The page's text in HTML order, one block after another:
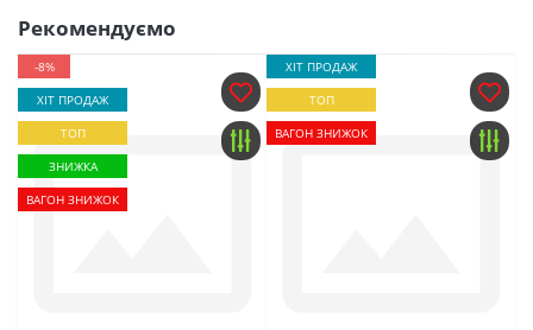
Рекомендуємо
-8%
ХІТ ПРОДАЖ
ТОП
ЗНИЖКА
ВАГОН ЗНИЖОК
ХІТ ПРОДАЖ
ТОП
ВАГОН ЗНИЖОК